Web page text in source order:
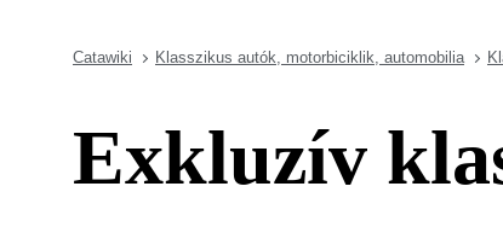
Catawiki Klasszikus autók, motorbiciklik, automobilia
Exkluzív